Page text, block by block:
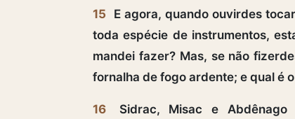
15
E agora, quando ouvirdes
toda espécie de instrumentos,
mandei fazer? Mas, se não
fornalha de fogo ardente; e qual é
16
Sidrac, Misac e Abdênago